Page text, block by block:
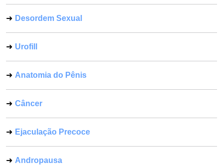
Desordem Sexual
Urofill
Anatomia do Pênis
Câncer
Ejaculação Precoce
Andropausa